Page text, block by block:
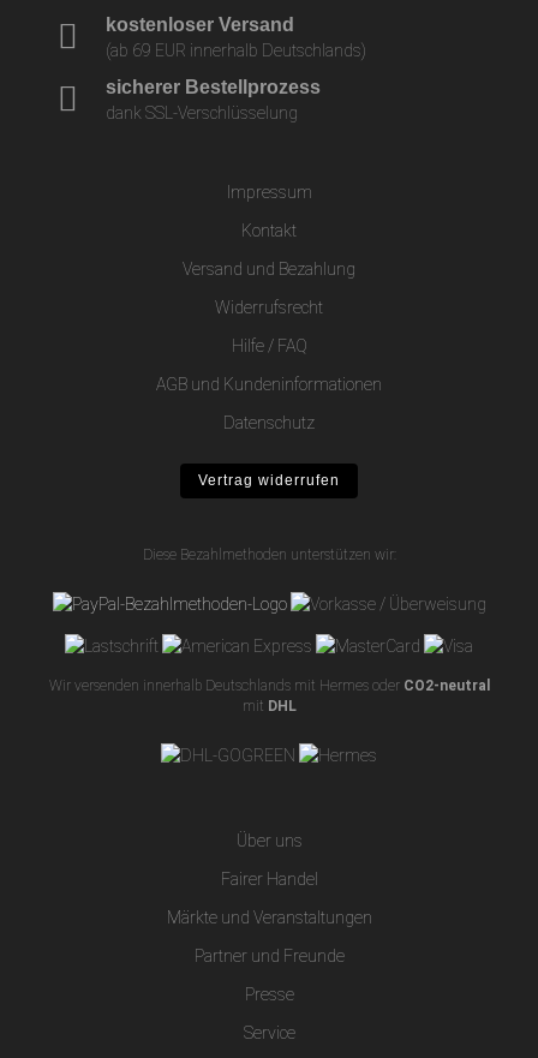
kostenloser Versand
(ab 69 EUR innerhalb Deutschlands)
sicherer Bestellprozess
dank SSL-Verschlüsselung
Impressum
Kontakt
Versand und Bezahlung
Widerrufsrecht
Hilfe / FAQ
AGB und Kundeninformationen
Datenschutz
Vertrag widerrufen
Diese Bezahlmethoden unterstützen wir:
Wir versenden innerhalb Deutschlands mit Hermes oder CO2-neutral
mit DHL
Über uns
Fairer Handel
Märkte und Veranstaltungen
Partner und Freunde
Presse
Service